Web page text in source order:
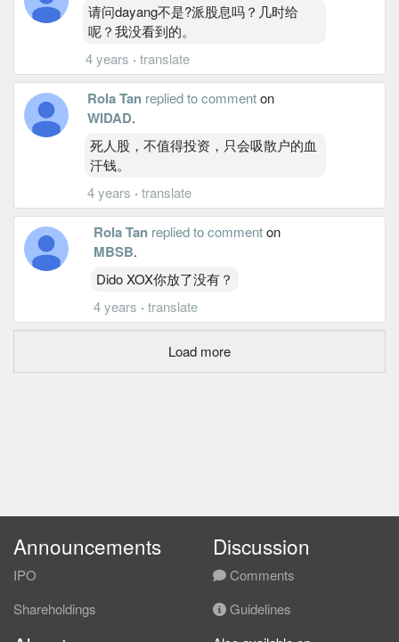
请问dayang不是?派股息吗？几时给
呢？我没看到的。
4 years · translate
Rola Tan replied to commenton
WIDAD.
死人股，不值得投资，只会吸散户的血
汗钱。
4 years ·translate
Rola Tan replied to commenton
MBSB.
Dido XOX你放了没有？
4 years ·translate
Load more
Announcements
IPO
Shareholdings
Discussion
Comments
Guidelines